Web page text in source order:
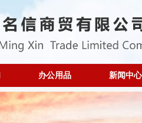
办公用品 新闻中心